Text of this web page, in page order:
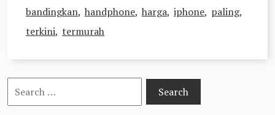
bandingkan, handphone, harga, iphone, paling,
terkini, termurah
Search
for: